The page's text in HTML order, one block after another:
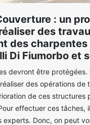
: un
des
des charpentes
Di Fiumorbo et
devront être protégées.
des opérations de
de ces structures
effectuer ces tâches,
experts. Donc, on peut